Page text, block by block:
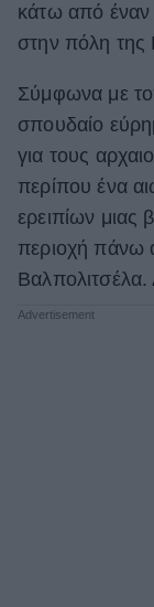
Cooking
Green
Αφιερώματα
ΒΟΞ
Χωρίς
κάτω από έναν
στην πόλη της
Σύμφωνα με
σπουδαίο
για τους
περίπου ένα
ερειπίων
περιοχή πάνω
Βαλπολιτσέλα.